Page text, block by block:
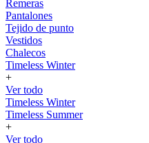
Remeras
Pantalones
Tejido de punto
Vestidos
Chalecos
Timeless Winter
+
Ver todo
Timeless Winter
Timeless Summer
+
Ver todo